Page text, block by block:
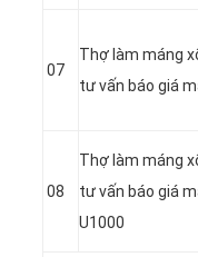
07
Thợ làm máng
tư vấn báo giá
08
Thợ làm máng
tư vấn báo giá
U1000